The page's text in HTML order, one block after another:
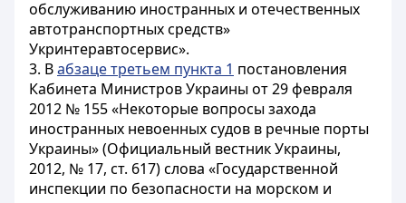
обслуживанию иностранных и отечественных
автотранспортных средств»
Укринтеравтосервис».
3. Вабзаце третьем пункта 1 постановления
Кабинета Министров Украины от 29 февраля
2012 № 155 «Некоторые вопросы захода
иностранных невоенных судов в речные порты
Украины» (Официальный вестник Украины,
2012, № 17, ст. 617) слова «Государственной
инспекции по безопасности на морском и